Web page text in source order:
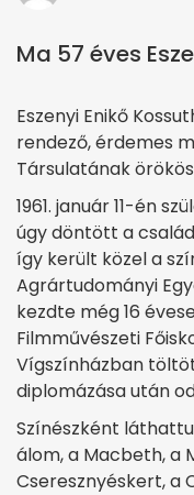
Ma 57 éves
Eszenyi Enikő
rendező, érdemes
Társulatának
1961. január 11-én
úgy döntött a
így került közel a
Agrártudományi
kezdte még 16
Filmművészeti
Vígszínházban
diplomázása után
Színészként
álom, a Macbeth, a
Cseresznyéskert, a